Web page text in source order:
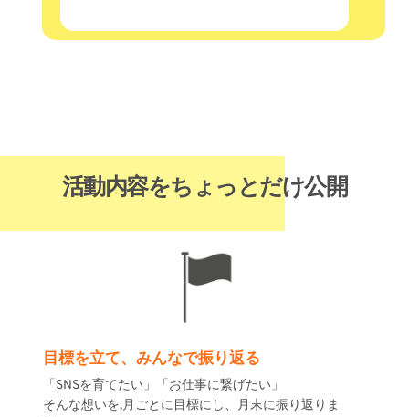
活動内容をちょっとだけ公開
目標を立て、みんなで振り返る
「SNSを育てたい」「お仕事に繋げたい」
そんな想いを,月ごとに目標にし、月末に振り返りま